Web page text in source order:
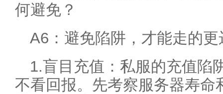
何避免？
A6：避免陷阱，才能走的更
1.盲目充值：私服的充值陷
不看回报。先考察服务器寿命